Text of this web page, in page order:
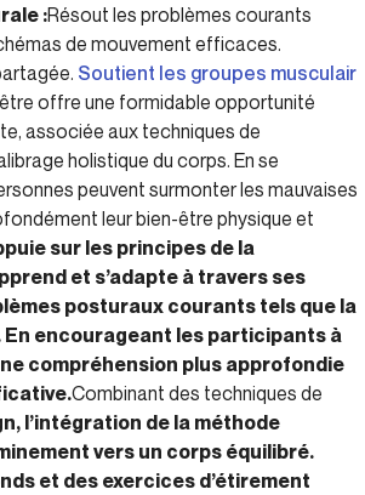
:Résout les problèmes courants
de mouvement efficaces.
Soutient les groupes musculair
offre une formidable opportunité
associée aux techniques de
holistique du corps. En se
peuvent surmonter les mauvaises
leur bien-être physique et
sur les principes de la
et s’adapte à travers ses
posturaux courants tels que la
encourageant les participants à
compréhension plus approfondie
Combinant des techniques de
l’intégration de la méthode
vers un corps équilibré.
et des exercices d’étirement